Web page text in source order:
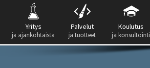
Yritys
ja ajankohtaista
Palvelut
ja tuotteet
Koulutus
ja konsultointi